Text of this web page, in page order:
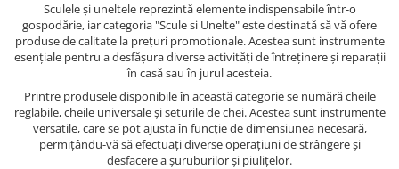
Sculele și uneltele reprezintă elemente indispensabile într-o
gospodărie, iar categoria "Scule si Unelte" este destinată să vă ofere
produse de calitate la prețuri promotionale. Acestea sunt instrumente
esențiale pentru a desfășura diverse activități de întreținere și reparații
în casă sau în jurul acesteia.
Printre produsele disponibile în această categorie se numără cheile
reglabile, cheile universale și seturile de chei. Acestea sunt instrumente
versatile, care se pot ajusta în funcție de dimensiunea necesară,
permițându-vă să efectuați diverse operațiuni de strângere și
desfacere a șuruburilor și piulițelor.